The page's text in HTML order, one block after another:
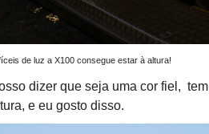
de luz a X100 consegue estar à altura!
dizer que seja uma cor fiel,
e eu gosto disso.